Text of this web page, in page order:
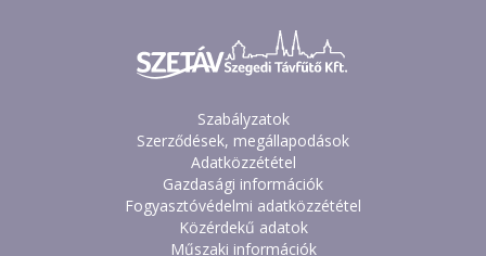
Szabályzatok
Szerződések, megállapodások
Adatközzététel
Gazdasági információk
Fogyasztóvédelmi adatközzététel
Közérdekű adatok
Műszaki információk